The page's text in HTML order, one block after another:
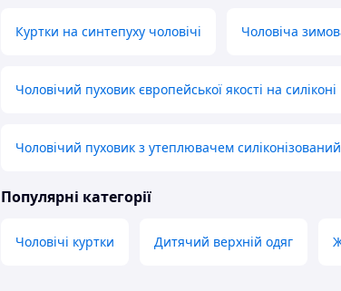
Куртки на синтепуху чоловічі Чоловіча
Чоловічий пуховик європейської якості на силіконі
Чоловічий пуховик з утеплювачем
Популярні категорії
Чоловічі куртки Дитячий верхній одяг